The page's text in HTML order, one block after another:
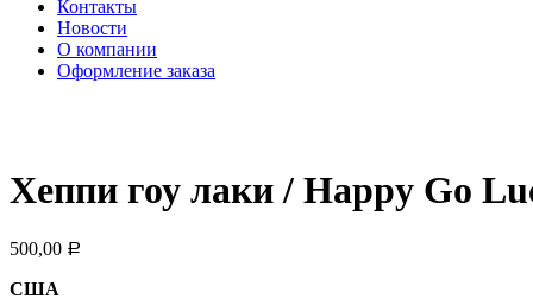
Контакты
Новости
О компании
Оформление заказа
Хеппи гоу лаки / Happy Go
500,00 Р
США